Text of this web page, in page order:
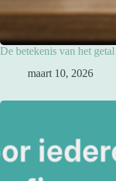
De betekenis van het
maart 10, 2026